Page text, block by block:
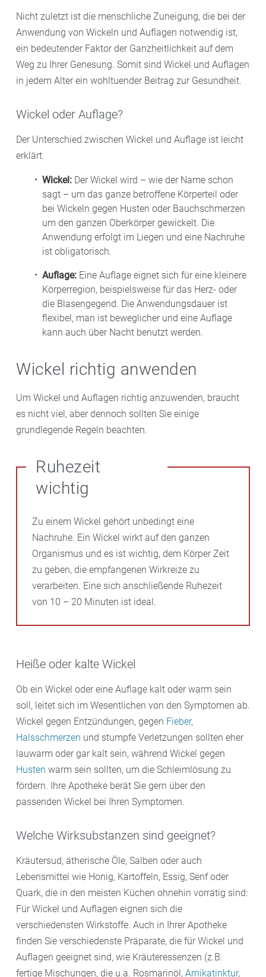
Nicht zuletzt ist die menschliche Zuneigung, die bei der
Anwendung von Wickeln und Auflagen notwendig ist,
ein bedeutender Faktor der Ganzheitlichkeit auf dem
Weg zu Ihrer Genesung. Somit sind Wickel und Auflagen
in jedem Alter ein wohltuender Beitrag zur Gesundheit.
Wickel oder Auflage?
Der Unterschied zwischen Wickel und Auflage ist leicht
erklärt.
Wickel: Der Wickel wird – wie der Name schon
sagt – um das ganze betroffene Körperteil oder
bei Wickeln gegen Husten oder Bauchschmerzen
um den ganzen Oberkörper gewickelt. Die
Anwendung erfolgt im Liegen und eine Nachruhe
ist obligatorisch.
Auflage: Eine Auflage eignet sich für eine kleinere
Körperregion, beispielsweise für das Herz- oder
die Blasengegend. Die Anwendungsdauer ist
flexibel, man ist beweglicher und eine Auflage
kann auch über Nacht benutzt werden.
Wickel richtig anwenden
Um Wickel und Auflagen richtig anzuwenden, braucht
es nicht viel, aber dennoch sollten Sie einige
grundlegende Regeln beachten.
Ruhezeit
wichtig
Zu einem Wickel gehört unbedingt eine
Nachruhe. Ein Wickel wirkt auf den ganzen
Organismus und es ist wichtig, dem Körper Zeit
zu geben, die empfangenen Wirkreize zu
verarbeiten. Eine sich anschließende Ruhezeit
von 10 – 20 Minuten ist ideal.
Heiße oder kalte Wickel
Ob ein Wickel oder eine Auflage kalt oder warm sein
soll, leitet sich im Wesentlichen von den Symptomen ab.
Wickel gegen Entzündungen, gegen Fieber,
Halsschmerzen und stumpfe Verletzungen sollten eher
lauwarm oder gar kalt sein, während Wickel gegen
Husten warm sein sollten, um die Schleimlösung zu
fördern. Ihre Apotheke berät Sie gern über den
passenden Wickel bei Ihren Symptomen.
Welche Wirksubstanzen sind geeignet?
Kräutersud, ätherische Öle, Salben oder auch
Lebensmittel wie Honig, Kartoffeln, Essig, Senf oder
Quark, die in den meisten Küchen ohnehin vorrätig sind:
Für Wickel und Auflagen eignen sich die
verschiedensten Wirkstoffe. Auch in Ihrer Apotheke
finden Sie verschiedenste Präparate, die für Wickel und
Auflagen geeignet sind, wie Kräuteressenzen (z.B.
fertige Mischungen, die u.a. Rosmarinöl, Arnikatinktur,